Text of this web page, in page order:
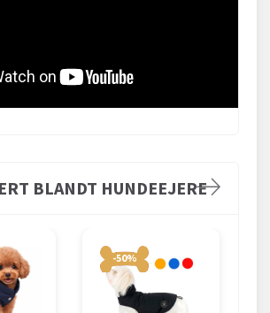
BLANDT HUNDEEJERE
-50%